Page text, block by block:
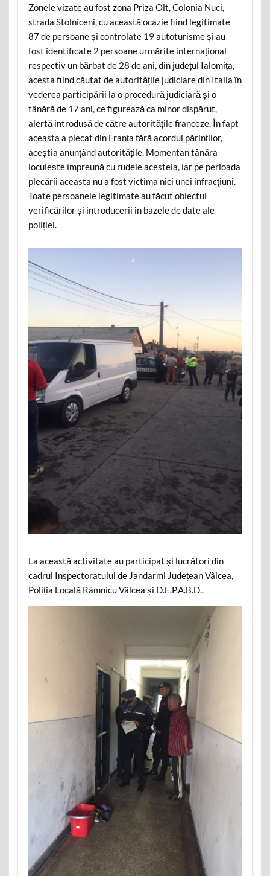
Zonele vizate au fost zona Priza Olt, Colonia Nuci,
strada Stolniceni, cu această ocazie fiind legitimate
87 de persoane și controlate 19 autoturisme și au
fost identificate 2 persoane urmărite internațional
respectiv un bărbat de 28 de ani, din județul Ialomița,
acesta fiind căutat de autoritățile judiciare din Italia în
vederea participării la o procedură judiciară și o
tânără de 17 ani, ce figurează ca minor dispărut,
alertă introdusă de către autoritățile franceze. În fapt
aceasta a plecat din Franța fără acordul părinților,
aceștia anunțând autoritățile. Momentan tânăra
locuiește împreună cu rudele acesteia, iar pe perioada
plecării aceasta nu a fost victima nici unei infracțiuni.
Toate persoanele legitimate au făcut obiectul
verificărilor și introducerii în bazele de date ale
poliției.
La această activitate au participat și lucrători din
cadrul Inspectoratului de Jandarmi Județean Vâlcea,
Poliția Locală Râmnicu Vâlcea și D.E.P.A.B.D..